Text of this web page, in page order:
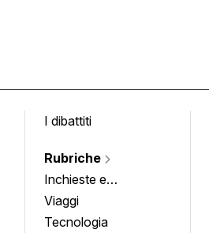
I dibattiti
Rubriche
Inchieste e
approfondimenti
Viaggi
Tecnologia